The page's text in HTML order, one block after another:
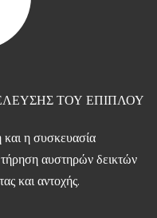
ΤΟΥ ΕΠΙΠΛΟΥ
η συσκευασία
τήρηση αυστηρών δεικτών
και αντοχής.